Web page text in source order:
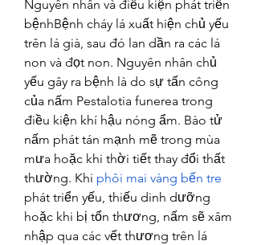
Nguyên nhân và điều kiện phát triển
bệnhBệnh cháy lá xuất hiện chủ yếu
trên lá già, sau đó lan dần ra các lá
non và đọt non. Nguyên nhân chủ
yếu gây ra bệnh là do sự tấn công
của nấm Pestalotia funerea trong
điều kiện khí hậu nóng ẩm. Bào tử
nấm phát tán mạnh mẽ trong mùa
mưa hoặc khi thời tiết thay đổi thất
thường. Khi phôi mai vàng bến tre
phát triển yếu, thiếu dinh dưỡng
hoặc khi bị tổn thương, nấm sẽ xâm
nhập qua các vết thương trên lá